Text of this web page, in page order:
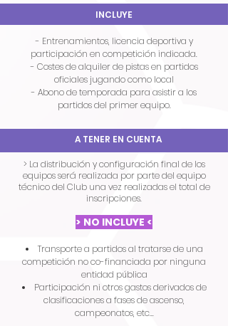
INCLUYE
​​- Entrenamientos, licencia deportiva y
participación en competición indicada.
- Costes de alquiler de pistas en partidos
oficiales jugando como local
- Abono de temporada para asistir a los
partidos del primer equipo.
A TENER EN CUENTA
​> ​​La distribución y configuración final de los
equipos será realizada por parte del equipo
técnico del Club una vez realizadas el total de
inscripciones.
> NO INCLUYE <
Transporte a partidos al tratarse de una
competición no co-financiada por ninguna
entidad pública
Participación ni otros gastos derivados de
clasificaciones a fases de ascenso,
campeonatos, etc...